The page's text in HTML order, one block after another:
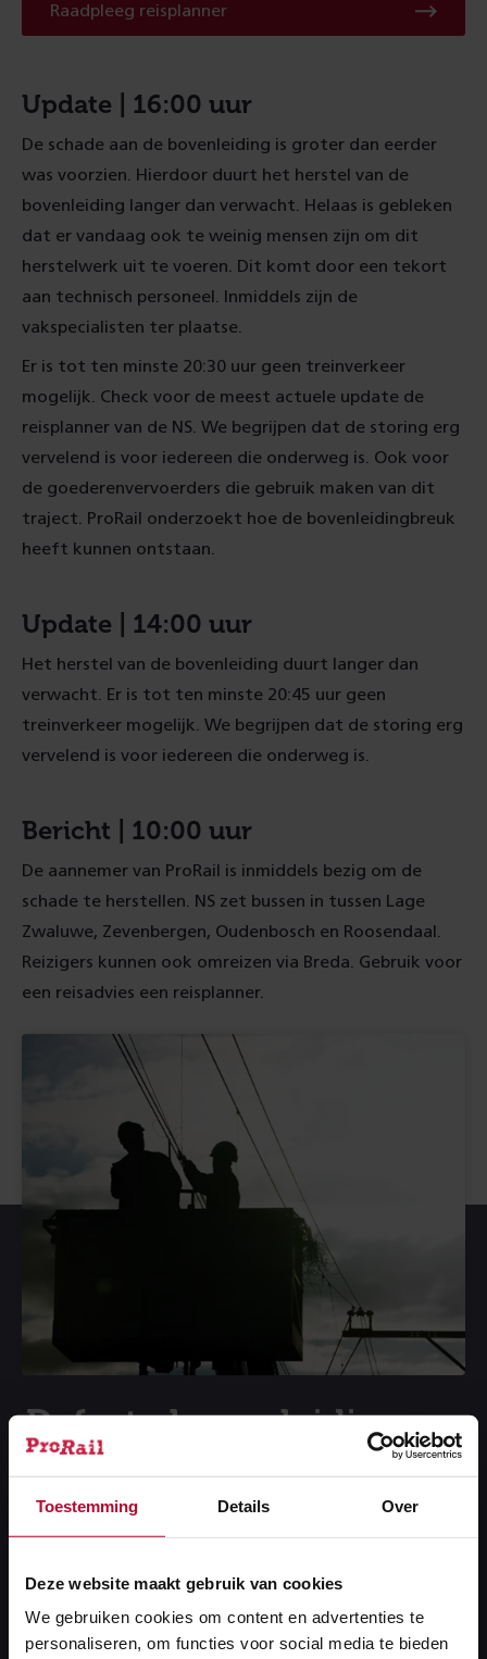
Toestemming Details Over
Deze website maakt gebruik van cookies
We gebruiken cookies om content en advertenties te
personaliseren, om functies voor social media te bieden
Raadpleeg reisplannerRaadpleeg
Update | 16:00 uur
De schade aan de bovenleiding is groter dan eerder
was voorzien. Hierdoor duurt het herstel van de
bovenleiding langer dan verwacht. Helaas is gebleken
dat er vandaag ook te weinig mensen zijn om dit
herstelwerk uit te voeren. Dit komt door een tekort
aan technisch personeel. Inmiddels zijn de
vakspecialisten ter plaatse.
Er is tot ten minste 20:30 uur geen treinverkeer
mogelijk. Check voor de meest actuele update de
reisplanner van de NS. We begrijpen dat de storing erg
vervelend is voor iedereen die onderweg is. Ook voor
de goederenvervoerders die gebruik maken van dit
traject. ProRail onderzoekt hoe de bovenleidingbreuk
heeft kunnen ontstaan.
Update | 14:00 uur
Het herstel van de bovenleiding duurt langer dan
verwacht. Er is tot ten minste 20:45 uur geen
treinverkeer mogelijk. We begrijpen dat de storing erg
vervelend is voor iedereen die onderweg is.
Bericht | 10:00 uur
De aannemer van ProRail is inmiddels bezig om de
schade te herstellen. NS zet bussen in tussen Lage
Zwaluwe, Zevenbergen, Oudenbosch en Roosendaal.
Reizigers kunnen ook omreizen via Breda. Gebruik voor
een reisadvies een reisplanner.
Defecte bovenleiding
Stroomafnemers op het dak van de trein
defect aan de bovenleiding valt de stroom op het
betreffende stuk spoor meteen uit.